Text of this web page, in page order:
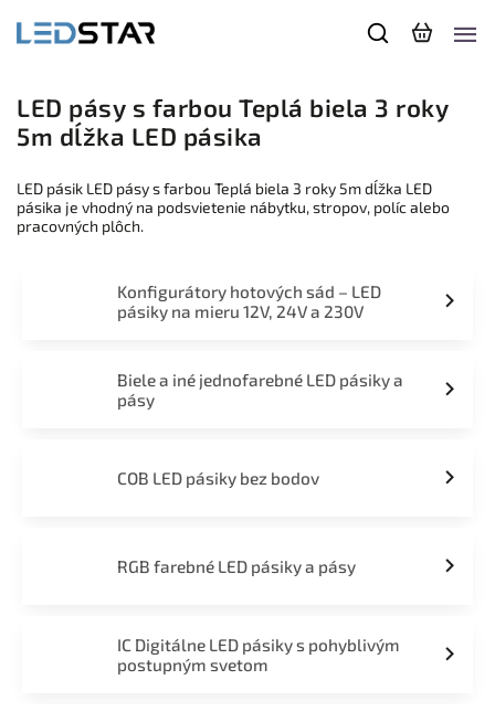
LED pásy s farbou Teplá biela 3 roky
5m dĺžka LED pásika
LED pásik LED pásy s farbou Teplá biela 3 roky 5m dĺžka LED
pásika je vhodný na podsvietenie nábytku, stropov, políc alebo
pracovných plôch.
Konfigurátory hotových sád – LED
pásiky na mieru 12V, 24V a 230V
Biele a iné jednofarebné LED pásiky a
pásy
COB LED pásiky bez bodov
RGB farebné LED pásiky a pásy
IC Digitálne LED pásiky s pohyblivým
postupným svetom